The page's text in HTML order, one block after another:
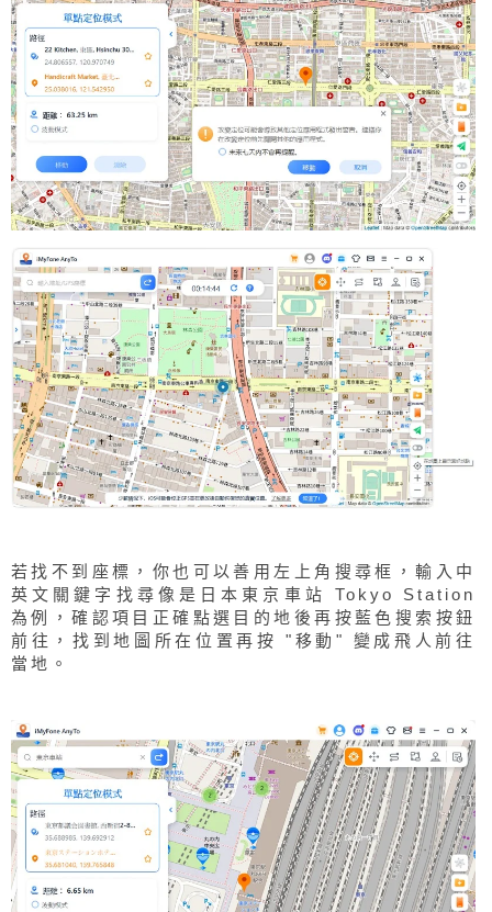
若找不到座標，你也可以善用左上角搜尋框，輸入中
英文關鍵字找尋像是日本東京車站 Tokyo Station
為例，確認項目正確點選目的地後再按藍色搜索按鈕
前往，找到地圖所在位置再按 "移動" 變成飛人前往
當地。